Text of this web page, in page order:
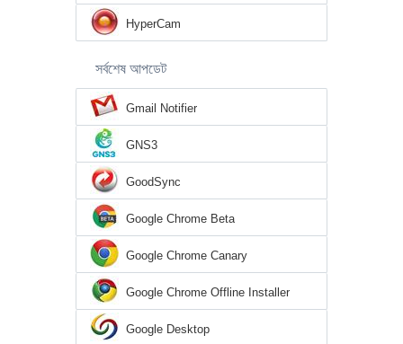
HyperCam
সর্বশেষ আপডেট
Gmail Notifier
GNS3
GoodSync
Google Chrome Beta
Google Chrome Canary
Google Chrome Offline Installer
Google Desktop